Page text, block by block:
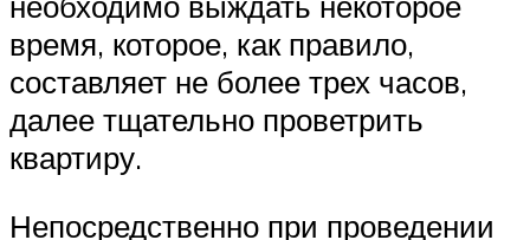
время, которое, как правило,
составляет не более трех часов,
далее тщательно проветрить
квартиру.
Непосредственно при проведении